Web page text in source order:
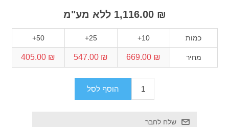
₪ 1,116.00 ללא מע"מ
כמות 10+
25+
50+
מחיר ₪ 669.00
₪ 547.00
₪ 405.00